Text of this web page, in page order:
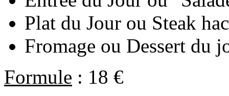
Plat du Jour ou Steak
Fromage ou Dessert du
Formule : 18 €